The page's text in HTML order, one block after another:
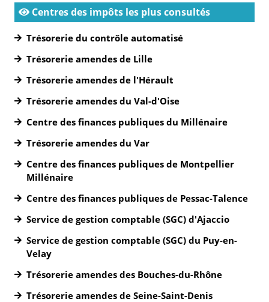
Centres des impôts les plus consultés
Trésorerie du contrôle automatisé
Trésorerie amendes de Lille
Trésorerie amendes de l'Hérault
Trésorerie amendes du Val-d'Oise
Centre des finances publiques du Millénaire
Trésorerie amendes du Var
Centre des finances publiques de Montpellier
Millénaire
Centre des finances publiques de Pessac-Talence
Service de gestion comptable (SGC) d'Ajaccio
Service de gestion comptable (SGC) du Puy-en-
Velay
Trésorerie amendes des Bouches-du-Rhône
Trésorerie amendes de Seine-Saint-Denis